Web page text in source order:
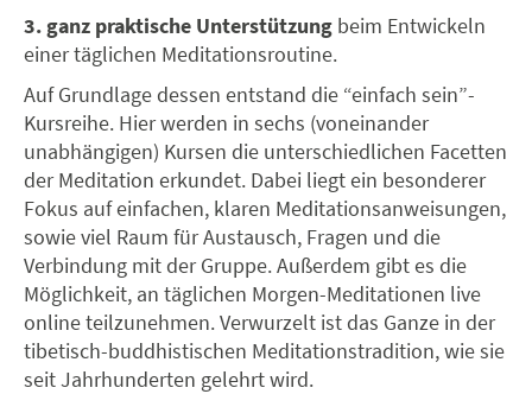
3. ganz praktische Unterstützung beim Entwickeln
einer täglichen Meditationsroutine.
Auf Grundlage dessen entstand die “einfach sein”-
Kursreihe. Hier werden in sechs (voneinander
unabhängigen) Kursen die unterschiedlichen Facetten
der Meditation erkundet. Dabei liegt ein besonderer
Fokus auf einfachen, klaren Meditationsanweisungen,
sowie viel Raum für Austausch, Fragen und die
Verbindung mit der Gruppe. Außerdem gibt es die
Möglichkeit, an täglichen Morgen-Meditationen live
online teilzunehmen. Verwurzelt ist das Ganze in der
tibetisch-buddhistischen Meditationstradition, wie sie
seit Jahrhunderten gelehrt wird.